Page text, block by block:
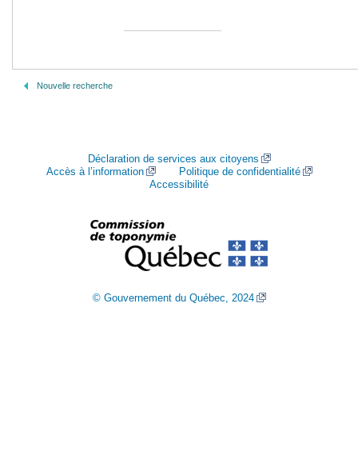
Nouvelle recherche
Déclaration de services aux citoyens
Accès à l’information
Politique de confidentialité
Accessibilité
© Gouvernement du Québec, 2024